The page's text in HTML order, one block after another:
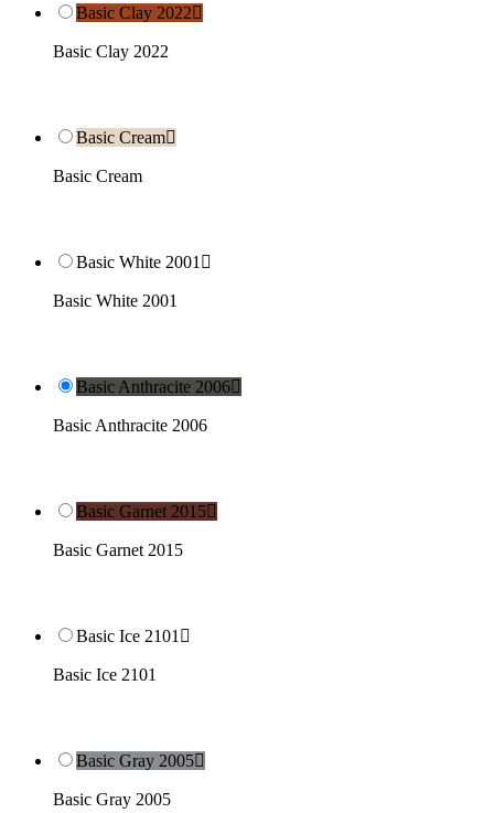
Basic Clay 2022
Basic Clay 2022
Basic Cream
Basic Cream
Basic White 2001 
Basic White 2001
Basic Anthracite 2006
Basic Anthracite 2006
Basic Garnet 2015
Basic Garnet 2015
Basic Ice 2101 
Basic Ice 2101
Basic Gray 2005
Basic Gray 2005